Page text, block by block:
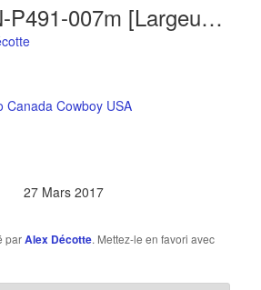
35-N-P491-007m [Largeur Max. 1024 Hauteur Max. 768]
Canada Cowboy USA
27 Mars 2017
parAlex Décotte. Mettez-le en favori avec